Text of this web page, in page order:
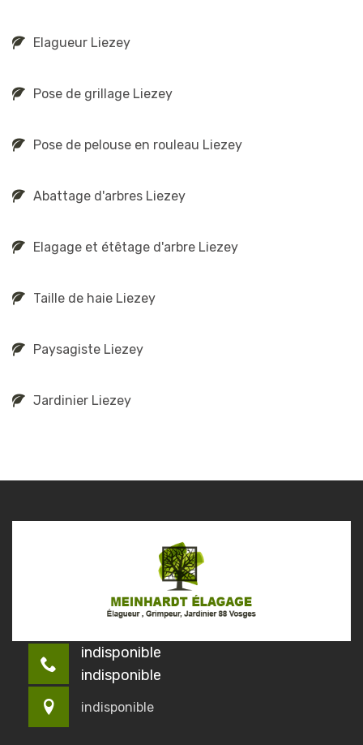
Elagueur Liezey
Pose de grillage Liezey
Pose de pelouse en rouleau Liezey
Abattage d'arbres Liezey
Elagage et étêtage d'arbre Liezey
Taille de haie Liezey
Paysagiste Liezey
Jardinier Liezey
indisponible
indisponible
indisponible